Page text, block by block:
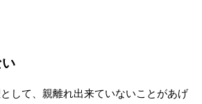
して、親離れ出来ていないことがあげ